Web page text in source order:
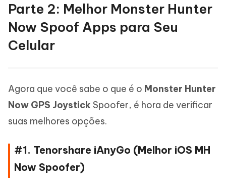
Parte 2: Melhor Monster Hunter
Now Spoof Apps para Seu
Celular
Agora que você sabe o que é o Monster Hunter
Now GPS Joystick Spoofer, é hora de verificar
suas melhores opções.
#1. Tenorshare iAnyGo (Melhor iOS MH
Now Spoofer)